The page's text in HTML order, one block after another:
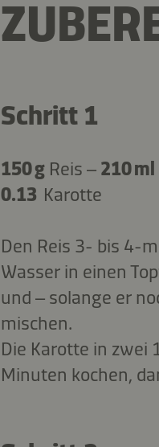
Schritt 1
150 g Reis – 210 ml
0.13 Karotte
Den Reis 3- bis 4-
Wasser in einen
und – solange er
mischen.
Die Karotte in zwei
Minuten kochen,